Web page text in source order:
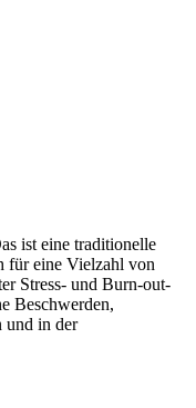
ist eine traditionelle
für eine Vielzahl von
Stress- und Burn-out-
Beschwerden,
und in der